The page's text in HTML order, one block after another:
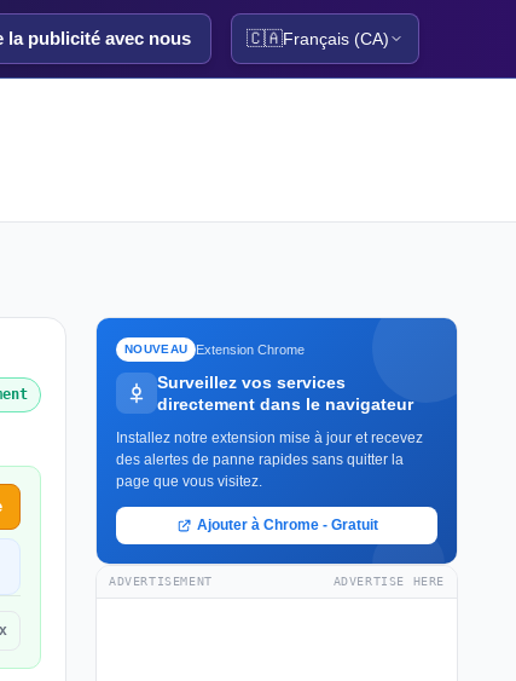
la publicité avec nous 🇨🇦Français (CA)
NOUVEAU Extension Chrome
Surveillez vos services
directement dans le navigateur
Installez notre extension mise à jour et recevez
des alertes de panne rapides sans quitter la
page que vous visitez.
Ajouter à Chrome - Gratuit
ADVERTISEMENT ADVERTISE HERE